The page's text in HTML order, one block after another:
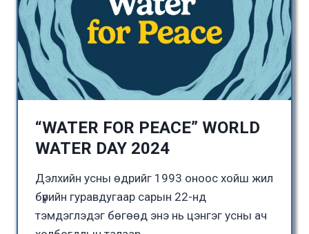
“WATER FOR PEACE” WORLD
WATER DAY 2024
Дэлхийн усны өдрийг 1993 оноос хойш жил
бүрийн гуравдугаар сарын 22-нд
тэмдэглэдэг бөгөөд энэ нь цэнгэг усны ач